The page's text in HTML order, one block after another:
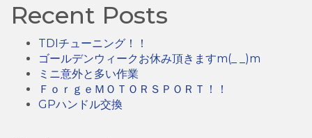
Recent Posts
TDIチューニング！！
ゴールデンウィークお休み頂きますm(_ _)m
ミニ意外と多い作業
ＦｏｒｇｅＭＯＴＯＲＳＰＯＲＴ！！
GPハンドル交換